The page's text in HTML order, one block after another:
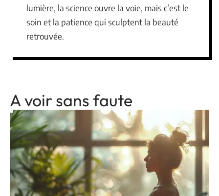
lumière, la science ouvre la voie, mais c’est le
soin et la patience qui sculptent la beauté
retrouvée.
A voir sans faute